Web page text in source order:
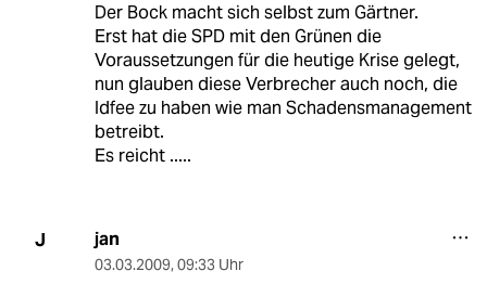
Der Bock macht sich selbst zum Gärtner.
Erst hat die SPD mit den Grünen die
Voraussetzungen für die heutige Krise gelegt,
nun glauben diese Verbrecher auch noch, die
Idfee zu haben wie man Schadensmanagement
betreibt.
Es reicht .....
J jan
03.03.2009, 09:33 Uhr